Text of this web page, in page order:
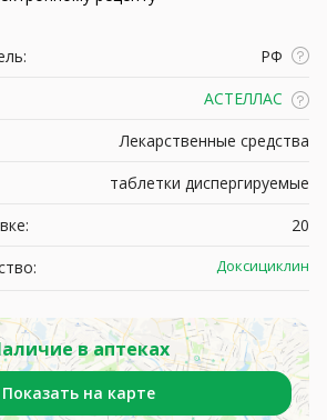
РФ
АСТЕЛЛАС
Лекарственные средства
таблетки диспергируемые
20
Доксициклин
в аптеках
Показать на карте